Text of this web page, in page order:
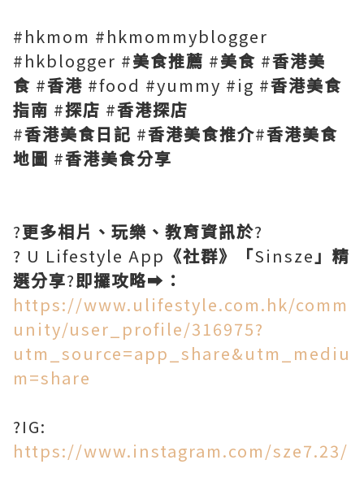
#hkmom #hkmommyblogger
#hkblogger #美食推薦 #美食 #香港美
食 #香港 #food #yummy #ig #香港美食
指南 #探店 #香港探店
#香港美食日記 #香港美食推介#香港美食
地圖 #香港美食分享
?更多相片、玩樂、教育資訊於?
? U Lifestyle App 《社群》「Sinsze 」精
選分享?即攞攻略➡️ ：
https://www.ulifestyle.com.hk/comm
unity/user_profile/316975?
utm_source=app_share&utm_mediu
m=share
?IG:
https://www.instagram.com/sze7.23/